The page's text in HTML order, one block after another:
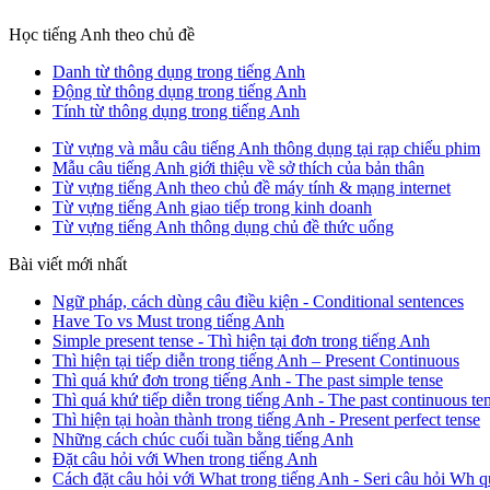
Học tiếng Anh theo chủ đề
Danh từ thông dụng trong tiếng Anh
Động từ thông dụng trong tiếng Anh
Tính từ thông dụng trong tiếng Anh
Từ vựng và mẫu câu tiếng Anh thông dụng tại rạp chiếu phim
Mẫu câu tiếng Anh giới thiệu về sở thích của bản thân
Từ vựng tiếng Anh theo chủ đề máy tính & mạng internet
Từ vựng tiếng Anh giao tiếp trong kinh doanh
Từ vựng tiếng Anh thông dụng chủ đề thức uống
Bài viết mới nhất
Ngữ pháp, cách dùng câu điều kiện - Conditional sentences
Have To vs Must trong tiếng Anh
Simple present tense - Thì hiện tại đơn trong tiếng Anh
Thì hiện tại tiếp diễn trong tiếng Anh – Present Continuous
Thì quá khứ đơn trong tiếng Anh - The past simple tense
Thì quá khứ tiếp diễn trong tiếng Anh - The past continuous
Thì hiện tại hoàn thành trong tiếng Anh - Present perfect tense
Những cách chúc cuối tuần bằng tiếng Anh
Đặt câu hỏi với When trong tiếng Anh
Cách đặt câu hỏi với What trong tiếng Anh - Seri câu hỏi Wh